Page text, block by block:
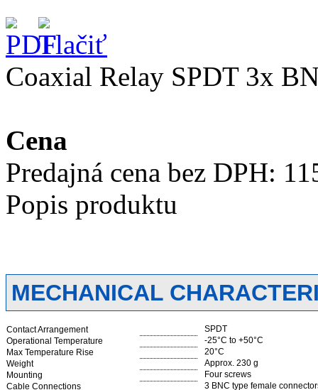
Coaxial Relay SPDT 3x
Cena
Predajná cena bez DPH:
Popis produktu
MECHANICAL
Contact Arrangement
SPDT
Operational Temperature
-25°C to +50°C
Max Temperature Rise
20°C
Weight
Approx. 230 g
Mounting
Four screws
Cable Connections
3 BNC type female